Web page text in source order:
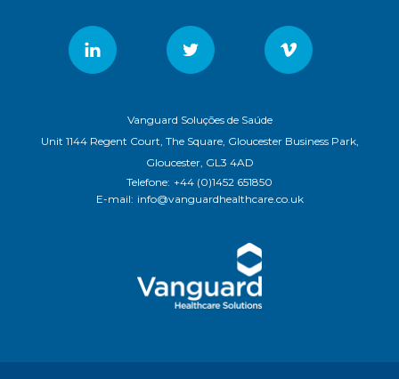
Vanguard Soluções de Saúde
Unit 1144 Regent Court, The Square, Gloucester Business Park,
Gloucester, GL3 4AD
Telefone: +44 (0)1452 651850
E-mail: info@vanguardhealthcare.co.uk